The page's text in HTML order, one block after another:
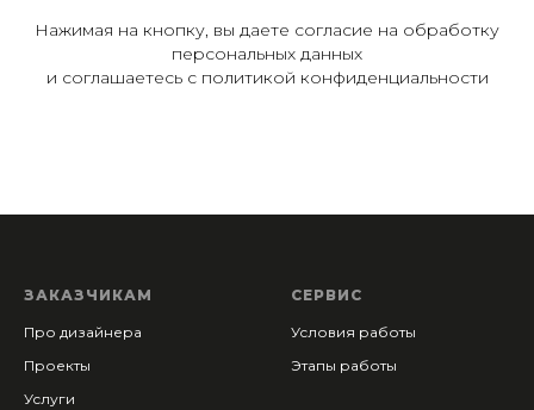
Нажимая на кнопку, вы даете согласие на обработку
персональных данных
и соглашаетесь c политикой конфиденциальности
ЗАКАЗЧИКАМ
Про дизайнера
Проекты
Услуги
СЕРВИС
Условия работы
Этапы работы